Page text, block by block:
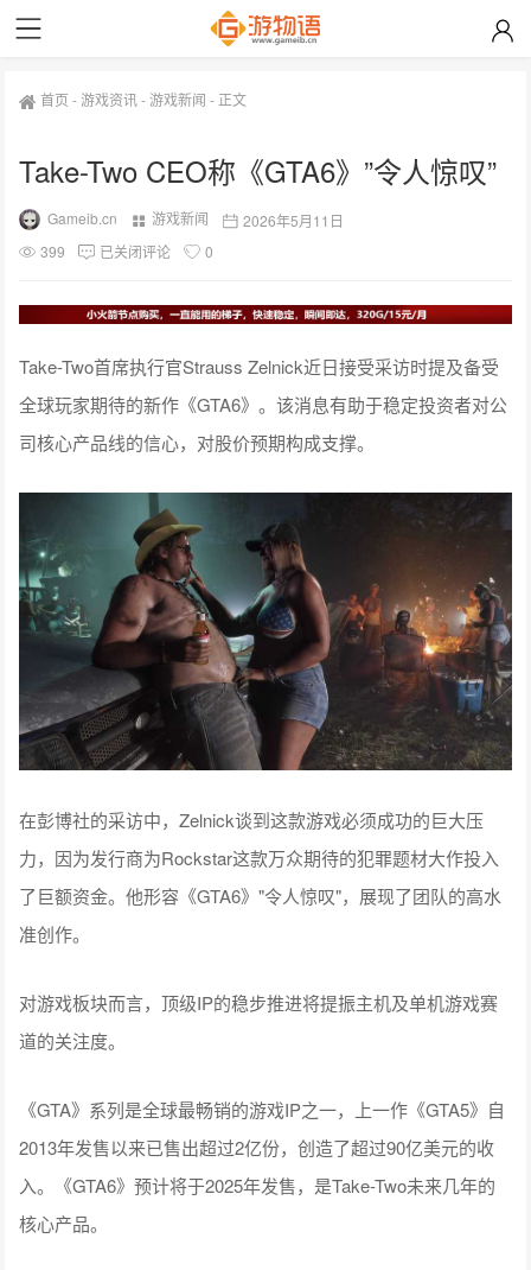
首页 -游戏资讯-游戏新闻 - 正文
Take-Two CEO称《GTA6》”令人惊叹”
Gameib.cn 游戏新闻
2026年5月11日
399
已关闭评论 0
Take-Two首席执行官Strauss Zelnick近日接受采访时提及备受
全球玩家期待的新作《GTA6》。该消息有助于稳定投资者对公
司核心产品线的信心，对股价预期构成支撑。
在彭博社的采访中，Zelnick谈到这款游戏必须成功的巨大压
力，因为发行商为Rockstar这款万众期待的犯罪题材大作投入
了巨额资金。他形容《GTA6》"令人惊叹"，展现了团队的高水
准创作。
对游戏板块而言，顶级IP的稳步推进将提振主机及单机游戏赛
道的关注度。
《GTA》系列是全球最畅销的游戏IP之一，上一作《GTA5》自
2013年发售以来已售出超过2亿份，创造了超过90亿美元的收
入。《GTA6》预计将于2025年发售，是Take-Two未来几年的
核心产品。